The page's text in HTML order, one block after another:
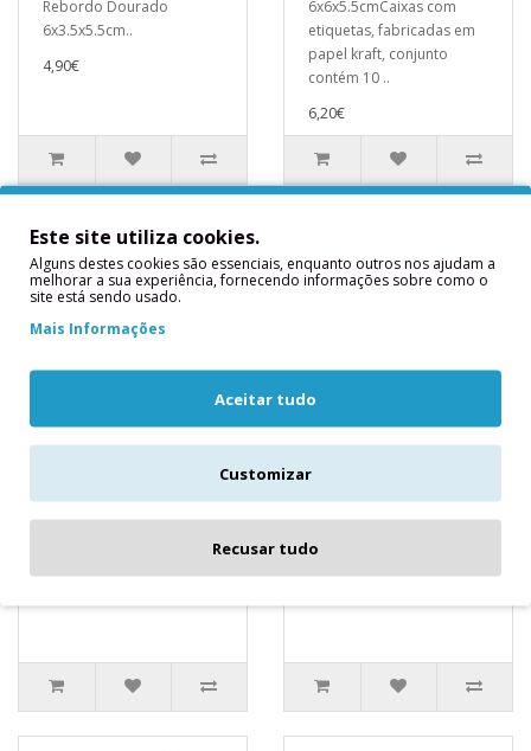
Rebordo Dourado
6x3.5x5.5cm..
4,90€
6x6x5.5cmCaixas com
etiquetas, fabricadas em
papel kraft, conjunto
contém 10 ..
6,20€
Transparentes
Quadradas
5x5cms..
Este site utiliza cookies.
Alguns destes cookies são essenciais, enquanto outros nos ajudam a
melhorar a sua experiência, fornecendo informações sobre como o
site está sendo usado.
Mais Informações
Aceitar tudo
Customizar
Recusar tudo